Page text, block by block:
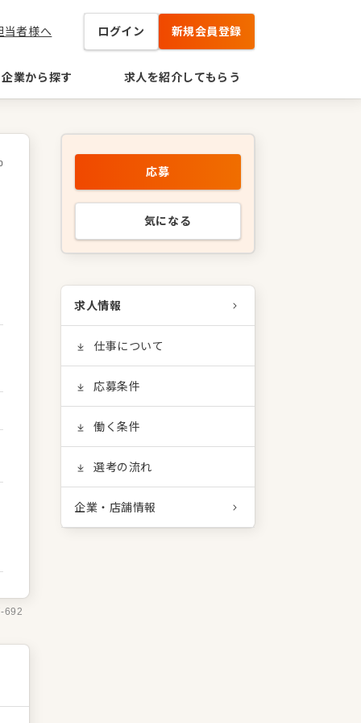
当者様へ ログイン 新規会員登録
企業から探す 求人を紹介してもらう
692
応募
気になる
求人情報
仕事について
応募条件
働く条件
選考の流れ
企業・店舗情報